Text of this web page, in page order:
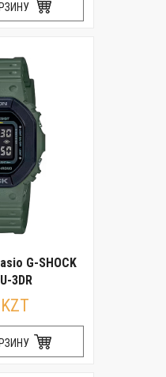
G-SHOCK
3DR